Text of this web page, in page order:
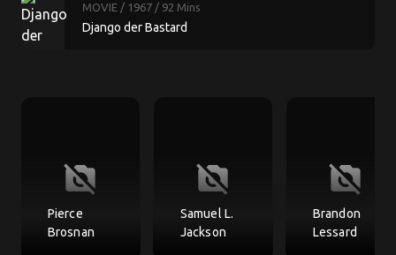
MOVIE / 1967 / 92 Mins
Django der Bastard
no_photography
Pierce
Brosnan
no_photography
Samuel L.
Jackson
no_photography
Brandon
Lessard